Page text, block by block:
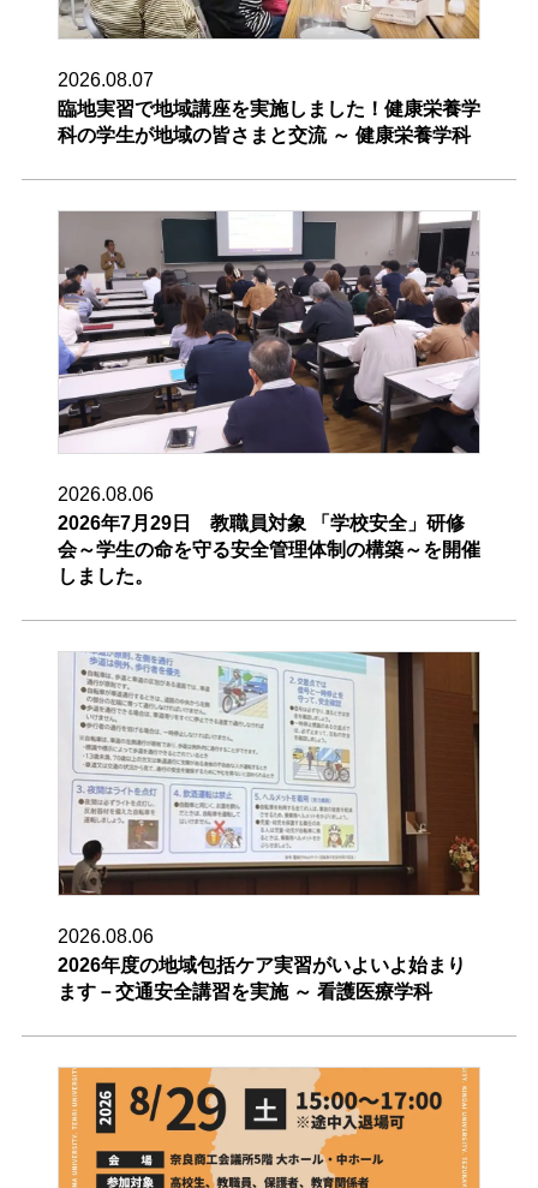
2026.08.07
臨地実習で地域講座を実施しました！健康栄養学
科の学生が地域の皆さまと交流 ～ 健康栄養学科
2026.08.06
2026年7月29日 教職員対象 「学校安全」研修
会～学生の命を守る安全管理体制の構築～を開催
しました。
2026.08.06
2026年度の地域包括ケア実習がいよいよ始まり
ます－交通安全講習を実施 ～ 看護医療学科